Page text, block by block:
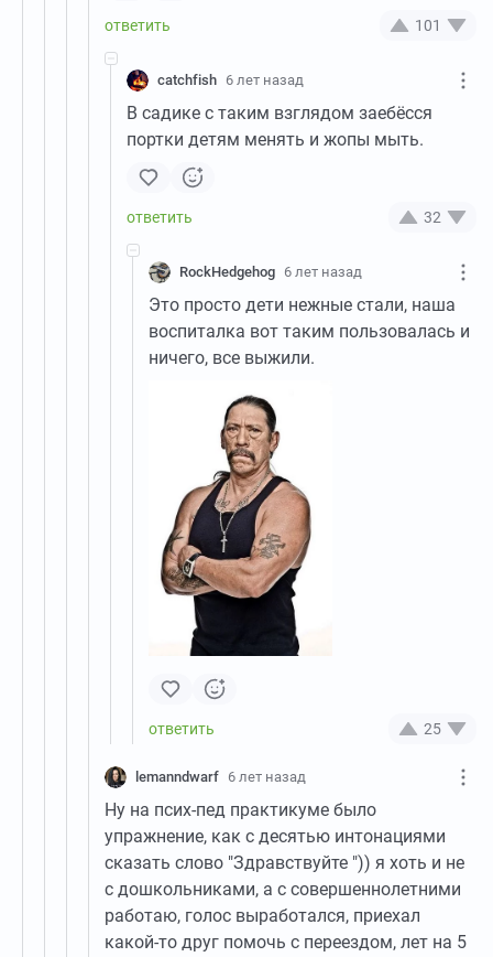
101
catchfish 6 лет назад
В садике с таким взглядом заебёсся
портки детям менять и жопы мыть.
32
RockHedgehog 6 лет назад
Это просто дети нежные стали, наша
воспиталка вот таким пользовалась и
ничего, все выжили.
25
lemanndwarf 6 лет назад
Ну на псих-пед практикуме было
упражнение, как с десятью интонациями
сказать слово "Здравствуйте ")) я хоть и не
с дошкольниками, а с совершеннолетними
работаю, голос выработался, приехал
какой-то друг помочь с переездом, лет на 5